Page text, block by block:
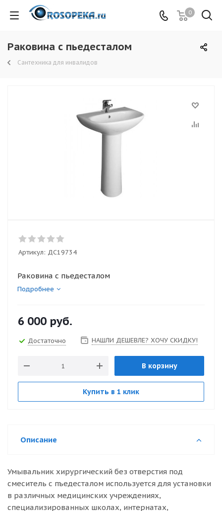
0
Раковина с пьедесталом
Сантехника для инвалидов
Артикул: ДС19734
Раковина с пьедесталом
Подробнее
6 000 руб.
Достаточно НАШЛИ ДЕШЕВЛЕ? ХОЧУ СКИДКУ!
В корзину
Купить в 1 клик
Описание
Умывальник хирургический без отверстия под
смеситель с пъедесталом используется для установки
в различных медицинских учреждениях,
специализированных школах, интернатах,